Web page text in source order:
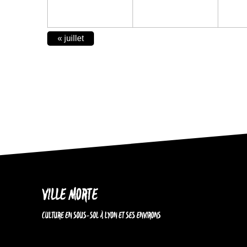
CALENDAR
« juillet
VILLE MORTE
CULTURE EN SOUS-SOL À LYON ET SES ENVIRONS